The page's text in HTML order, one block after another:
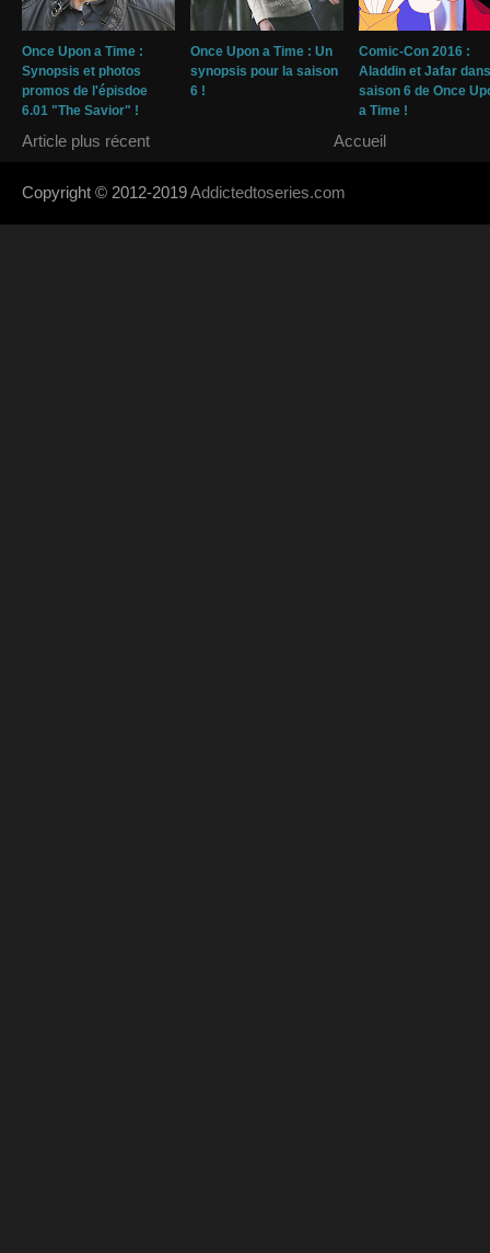
Once Upon a Time :
Synopsis et photos
promos de l'épisdoe
6.01 "The Savior" !
Once Upon a Time : Un
synopsis pour la saison
6 !
Comic-Con 2016 :
Aladdin et Jafar
saison 6 de Once
a Time !
Article plus récent Accueil
Copyright © 2012-2019Addictedtoseries.com